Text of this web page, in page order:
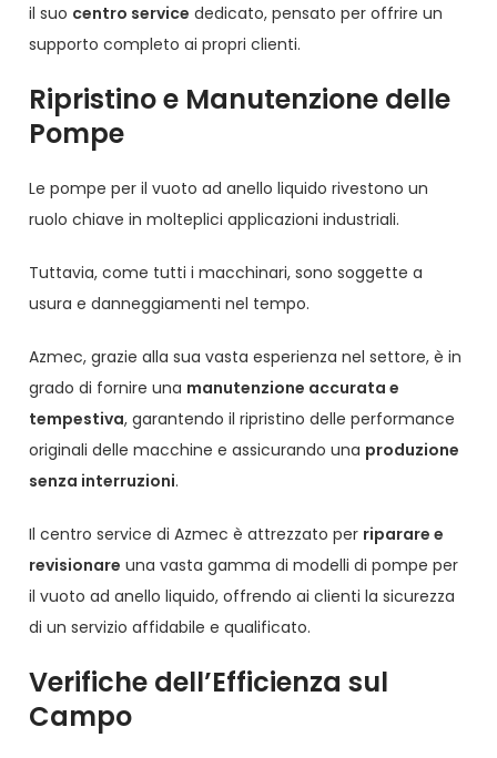
il suo centro service dedicato, pensato per offrire un
supporto completo ai propri clienti.
Ripristino e Manutenzione delle
Pompe
Le pompe per il vuoto ad anello liquido rivestono un
ruolo chiave in molteplici applicazioni industriali.
Tuttavia, come tutti i macchinari, sono soggette a
usura e danneggiamenti nel tempo.
Azmec, grazie alla sua vasta esperienza nel settore, è in
grado di fornire una manutenzione accurata e
tempestiva, garantendo il ripristino delle performance
originali delle macchine e assicurando una produzione
senza interruzioni.
Il centro service di Azmec è attrezzato per riparare e
revisionare una vasta gamma di modelli di pompe per
il vuoto ad anello liquido, offrendo ai clienti la sicurezza
di un servizio affidabile e qualificato.
Verifiche dell’Efficienza sul
Campo